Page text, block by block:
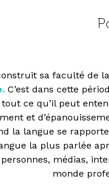
sa faculté de
C’est dans cette
ce qu’il peut
et
la langue se
la plus parlée
médias,
monde